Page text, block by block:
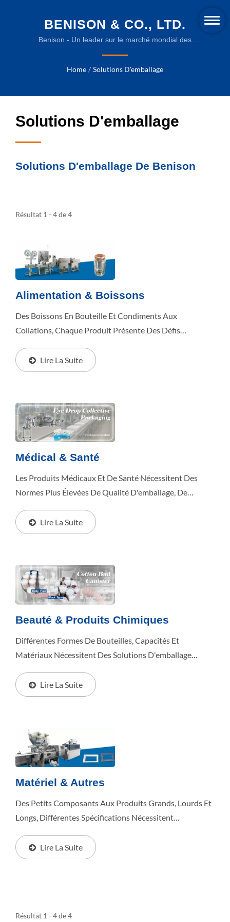
BENISON & CO., LTD.
Benison - Un leader sur le marché mondial des
Home / Solutions D'emballage
Solutions D'emballage
Solutions D'emballage De Benison
Résultat 1 - 4 de 4
Alimentation & Boissons
Des Boissons En Bouteille Et Condiments Aux
Collations, Chaque Produit Présente Des Défis
Développe Des Lignes D'emballage Automatisées Qui
Équilibrent...
Lire La Suite
Médical & Santé
Les Produits Médicaux Et De Santé Nécessitent Des
Normes Plus Élevées De Qualité D'emballage, De
Intègre Les Processus D'emballage Pour Aider...
Lire La Suite
Beauté & Produits Chimiques
Différentes Formes De Bouteilles, Capacités Et
Matériaux Nécessitent Des Solutions D'emballage
Développe Des Lignes D'emballage Personnalisées
Pour...
Lire La Suite
Matériel & Autres
Des Petits Composants Aux Produits Grands, Lourds Et
Longs, Différentes Spécifications Nécessitent
Comment Benison Surmonte Les Défis Liés À La Taille,...
Lire La Suite
Résultat 1 - 4 de 4